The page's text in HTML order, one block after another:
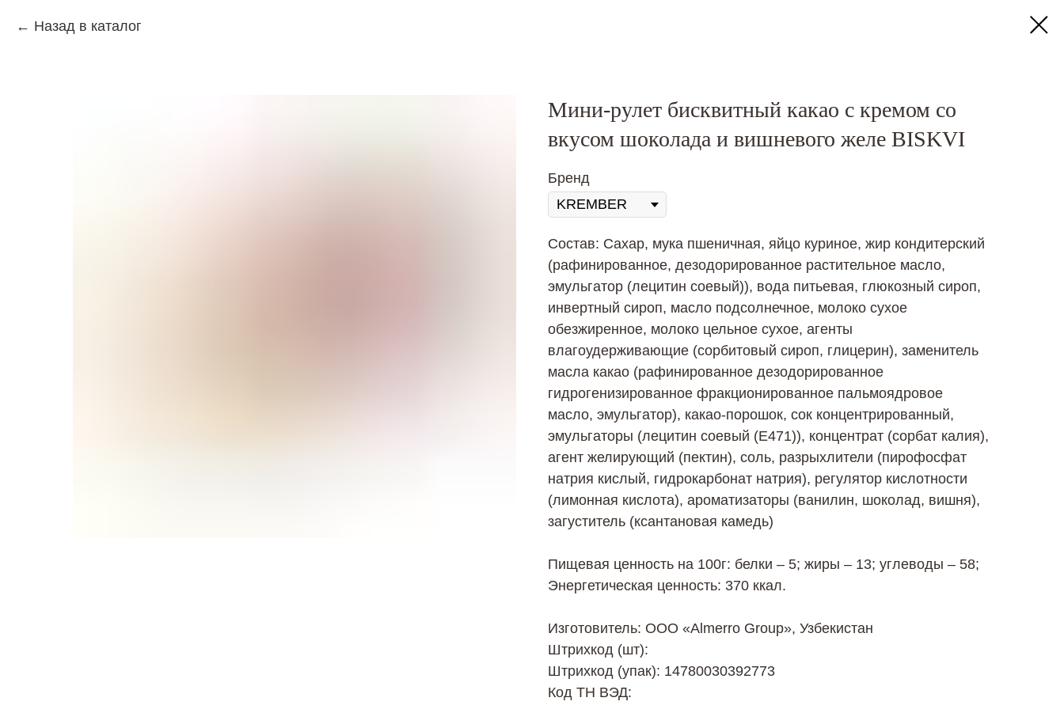
Назад в каталог
Мини-рулет бисквитный какао с кремом со
вкусом шоколада и вишневого желе BISKVI
Бренд
Состав: Сахар, мука пшеничная, яйцо куриное, жир кондитерский
(рафинированное, дезодорированное растительное масло,
эмульгатор (лецитин соевый)), вода питьевая, глюкозный сироп,
инвертный сироп, масло подсолнечное, молоко сухое
обезжиренное, молоко цельное сухое, агенты
влагоудерживающие (сорбитовый сироп, глицерин), заменитель
масла какао (рафинированное дезодорированное
гидрогенизированное фракционированное пальмоядровое
масло, эмульгатор), какао-порошок, сок концентрированный,
эмульгаторы (лецитин соевый (Е471)), концентрат (сорбат калия),
агент желирующий (пектин), соль, разрыхлители (пирофосфат
натрия кислый, гидрокарбонат натрия), регулятор кислотности
(лимонная кислота), ароматизаторы (ванилин, шоколад, вишня),
загуститель (ксантановая камедь)
Пищевая ценность на 100г: белки – 5; жиры – 13; углеводы – 58;
Энергетическая ценность: 370 ккал.
Изготовитель: ООО «Almerro Group», Узбекистан
Штрихкод (шт):
Штрихкод (упак): 14780030392773
Код ТН ВЭД: